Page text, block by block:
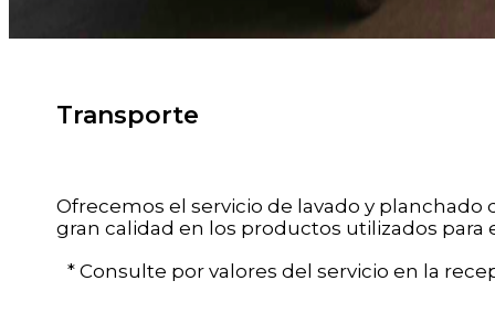
Transporte
Ofrecemos el servicio de lavado y
gran calidad en los productos utilizados para
* Consulte por valores del servicio en la